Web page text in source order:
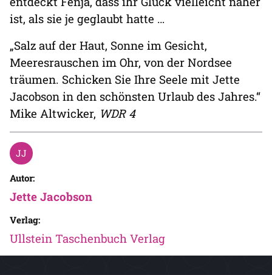
ist, als sie je geglaubt hatte …
„Salz auf der Haut, Sonne im Gesicht,
Meeresrauschen im Ohr, von der Nordsee
träumen. Schicken Sie Ihre Seele mit Jette
Jacobson in den schönsten Urlaub des Jahres.“
Mike Altwicker, WDR 4
Autor:
Jette Jacobson
Verlag:
Ullstein Taschenbuch Verlag